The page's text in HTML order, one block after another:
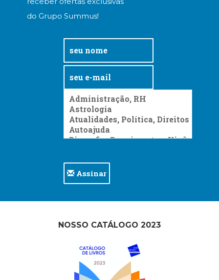
do Grupo Summus!
Assinar
NOSSO CATÁLOGO 2023